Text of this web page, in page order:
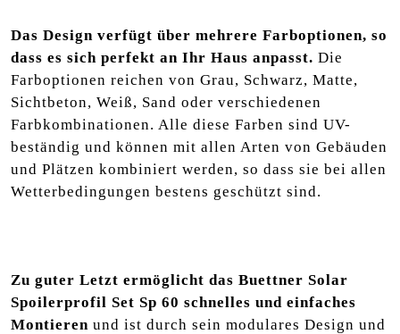
Das Design verfügt über mehrere Farboptionen, so
dass es sich perfekt an Ihr Haus anpasst. Die
Farboptionen reichen von Grau, Schwarz, Matte,
Sichtbeton, Weiß, Sand oder verschiedenen
Farbkombinationen. Alle diese Farben sind UV-
beständig und können mit allen Arten von Gebäuden
und Plätzen kombiniert werden, so dass sie bei allen
Wetterbedingungen bestens geschützt sind.
Zu guter Letzt ermöglicht das Buettner Solar
Spoilerprofil Set Sp 60 schnelles und einfaches
Montieren und ist durch sein modulares Design und